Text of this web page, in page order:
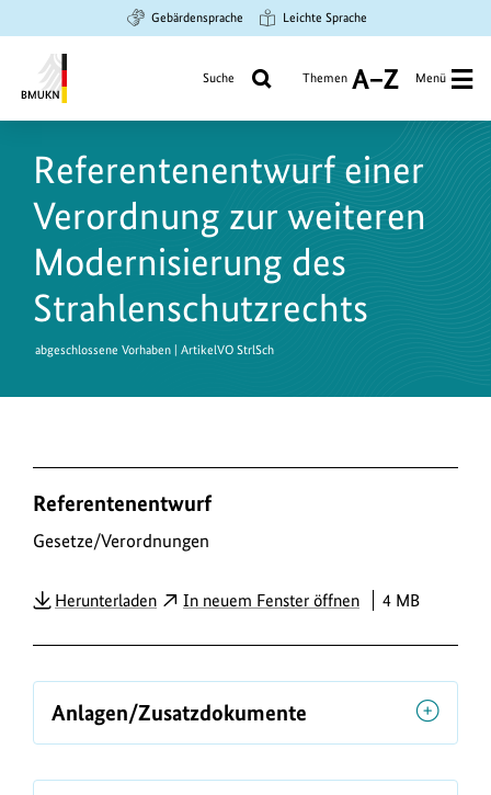
Hauptinhalt
springen
Suche
springen
Hauptnavigation
springen
Gebärdensprache Leichte Sprache
Umwelt,
Naturschutz
und
nukleare
Sicherheit
Suche Themen
A
Z
Menü
Referentenentwurf einer
Verordnung zur weiteren
Modernisierung des
Strahlenschutzrechts
abgeschlossene Vorhaben | ArtikelVO StrlSch
o
w
l
o
a
s
Referentenentwurf
Gesetze/Verordnungen
HerunterladenPDFIn neuem Fenster öffnen 4 MB
Anlagen/Zusatzdokumente